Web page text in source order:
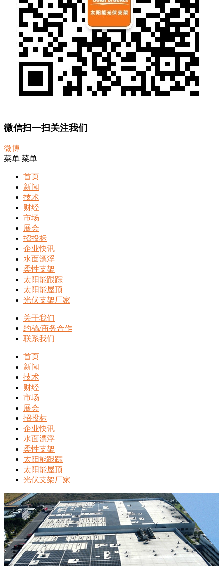
微信扫一扫关注我们
微博
菜单 菜单
首页
新闻
技术
财经
市场
展会
招投标
企业快讯
水面漂浮
柔性支架
太阳能跟踪
太阳能屋顶
光伏支架厂家
关于我们
约稿/商务合作
联系我们
首页
新闻
技术
财经
市场
展会
招投标
企业快讯
水面漂浮
柔性支架
太阳能跟踪
太阳能屋顶
光伏支架厂家